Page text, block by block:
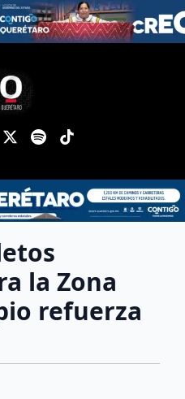
la Zona
refuerza